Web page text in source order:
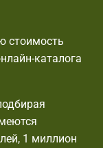
стоимость
каталога
1 миллион